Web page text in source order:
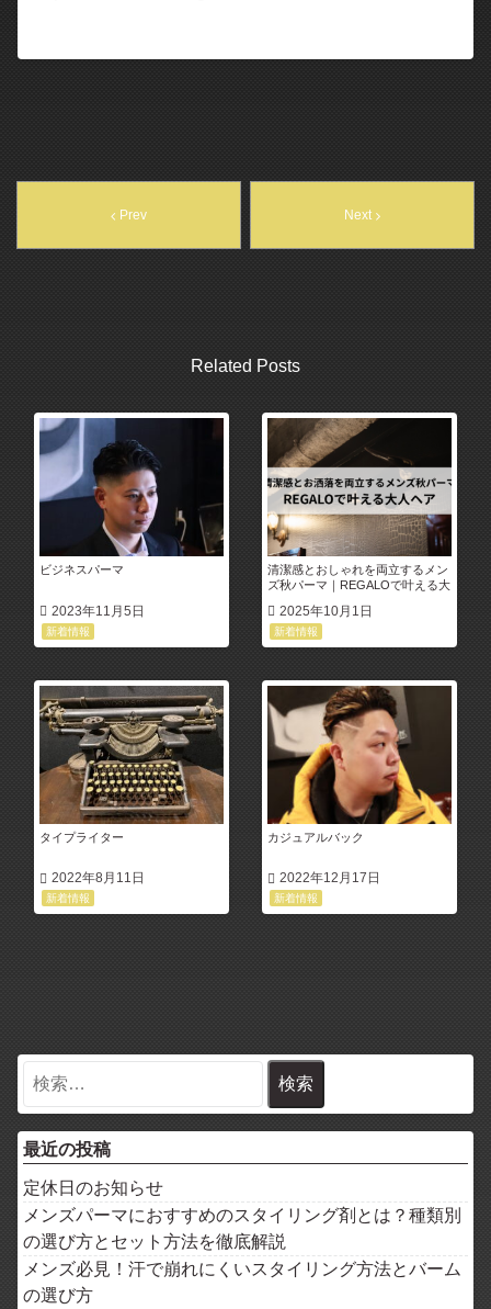
Prev Next
Related Posts
ビジネスパーマ
2023年11月5日
新着情報
清潔感とおしゃれを両立するメン
ズ秋パーマ｜REGALOで叶える大
2025年10月1日
新着情報
タイプライター
2022年8月11日
新着情報
カジュアルバック
2022年12月17日
新着情報
最近の投稿
定休日のお知らせ
メンズパーマにおすすめのスタイリング剤とは？種類別
の選び方とセット方法を徹底解説
メンズ必見！汗で崩れにくいスタイリング方法とバーム
の選び方